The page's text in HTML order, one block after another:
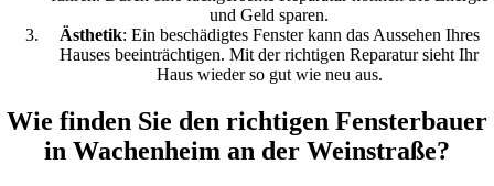
und Geld sparen.
Ästhetik: Ein beschädigtes Fenster kann das Aussehen Ihres
Hauses beeinträchtigen. Mit der richtigen Reparatur sieht Ihr
Haus wieder so gut wie neu aus.
Wie finden Sie den richtigen Fensterbauer
in Wachenheim an der Weinstraße?